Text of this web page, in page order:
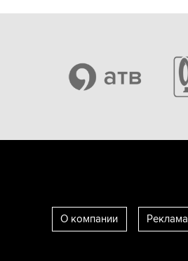
О компании Реклама